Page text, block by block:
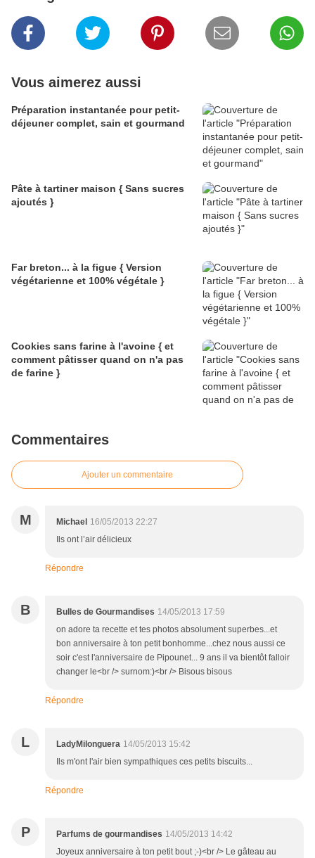
Vous aimerez aussi
Préparation instantanée pour petit-
déjeuner complet, sain et gourmand
Pâte à tartiner maison { Sans sucres
ajoutés }
Far breton... à la figue { Version
végétarienne et 100% végétale }
Cookies sans farine à l'avoine { et
comment pâtisser quand on n'a pas
de farine }
Commentaires
Ajouter un commentaire
M Michael 16/05/2013 22:27
Ils ont l’air délicieux
Répondre
B Bulles de Gourmandises 14/05/2013 17:59
on adore ta recette et tes photos absolument superbes...et
bon anniversaire à ton petit bonhomme...chez nous aussi ce
soir c'est l'anniversaire de Pipounet... 9 ans il va bientôt falloir
changer le<br /> surnom:)<br /> Bisous bisous
Répondre
L LadyMilonguera 14/05/2013 15:42
Ils m'ont l'air bien sympathiques ces petits biscuits...
Répondre
P Parfums de gourmandises 14/05/2013 14:42
Joyeux anniversaire à ton petit bout ;-)<br /> Le gâteau au